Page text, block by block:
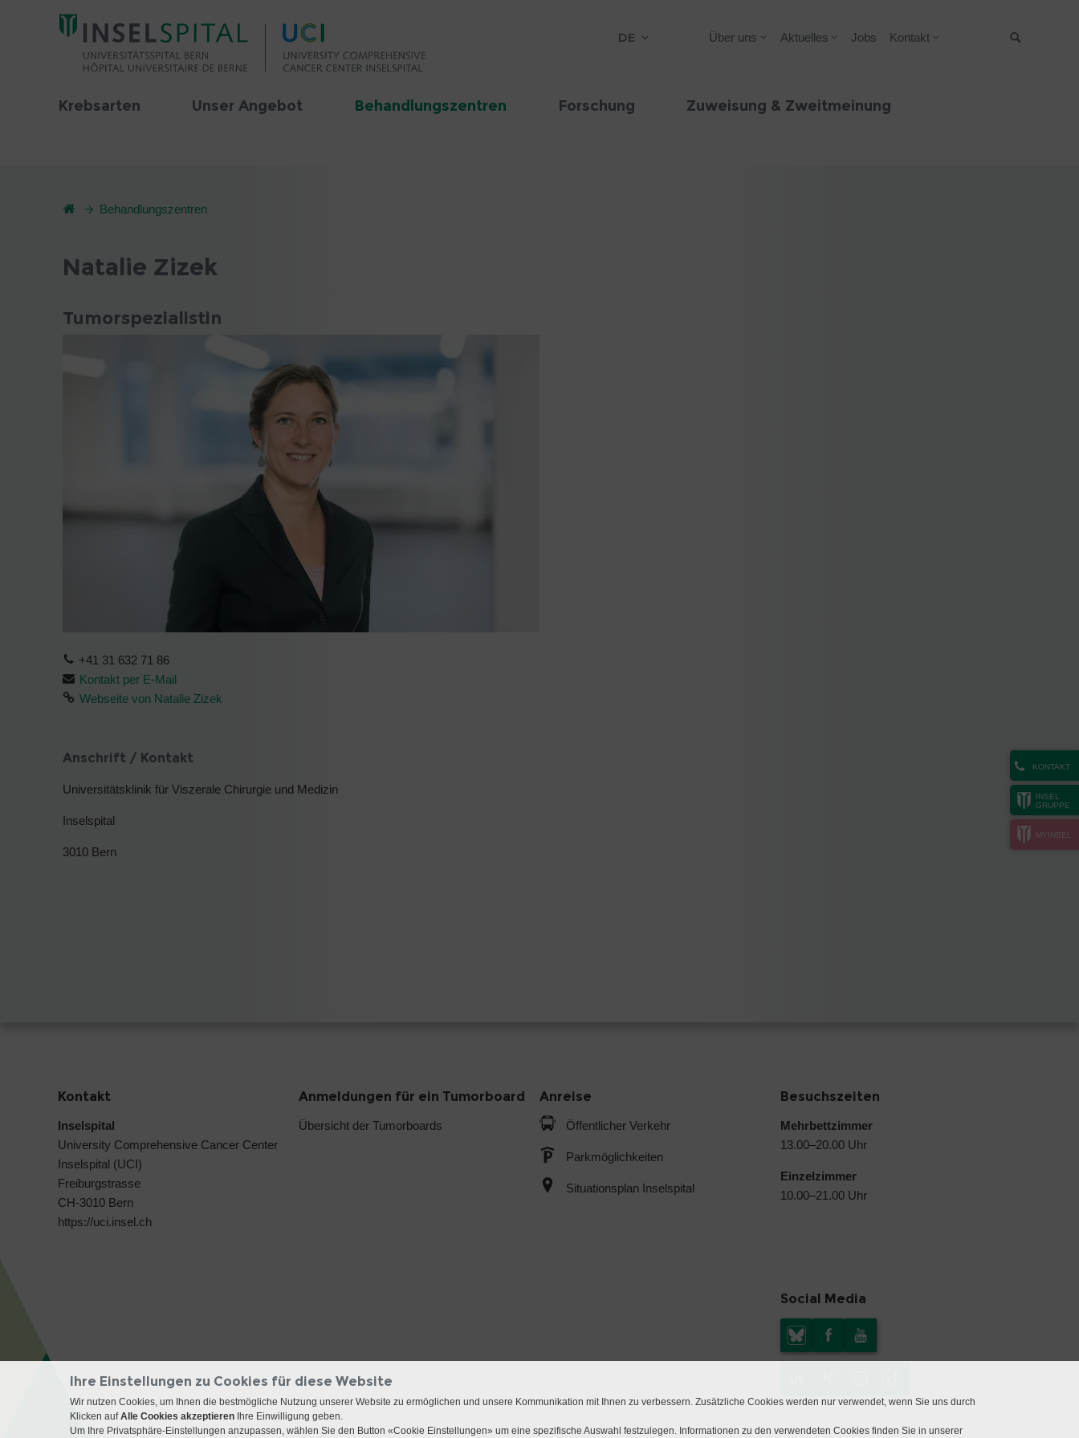
DE Über uns Aktuelles Jobs Kontakt
Krebsarten Unser Angebot Behandlungszentren Forschung Zuweisung & Zweitmeinung
KONTAKT
INSEL
GRUPPE
MYINSEL
Behandlungszentren
Natalie Zizek
Tumorspezialistin
+41 31 632 71 86
Kontakt per E-Mail
Webseite von Natalie Zizek
Anschrift / Kontakt
Universitätsklinik für Viszerale Chirurgie und Medizin
Inselspital
3010 Bern
Kontakt
Inselspital
University Comprehensive Cancer Center
Inselspital (UCI)
Freiburgstrasse
CH-3010 Bern
https://uci.insel.ch
Anmeldungen für ein Tumorboard
Übersicht der Tumorboards
Anreise
Öffentlicher Verkehr
Parkmöglichkeiten
Situationsplan Inselspital
Besuchszeiten
Mehrbettzimmer
13.00–20.00 Uhr
Einzelzimmer
10.00–21.00 Uhr
Social Media
Ihre Einstellungen zu Cookies für diese Website
Wir nutzen Cookies, um Ihnen die bestmögliche Nutzung unserer Website zu ermöglichen und unsere Kommunikation mit Ihnen zu verbessern. Zusätzliche Cookies werden nur verwendet, wenn Sie uns durch
Klicken aufAlle Cookies akzeptieren Ihre Einwilligung geben.
Um Ihre Privatsphäre-Einstellungen anzupassen, wählen Sie den Button «Cookie Einstellungen» um eine spezifische Auswahl festzulegen. Informationen zu den verwendeten Cookies finden Sie in unserer